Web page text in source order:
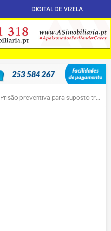
DIGITAL DE VIZELA
Prisão preventiva para suposto traficante